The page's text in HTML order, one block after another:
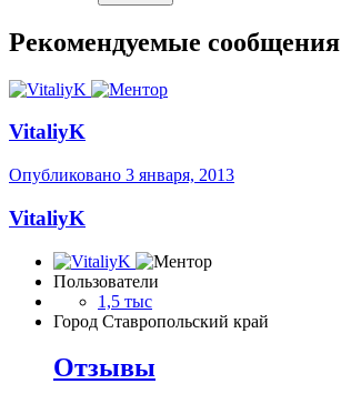
Рекомендуемые сообщения
VitaliyK
Опубликовано 3 января, 2013
VitaliyK
Пользователи
1,5 тыс
Город Ставропольский край
Отзывы